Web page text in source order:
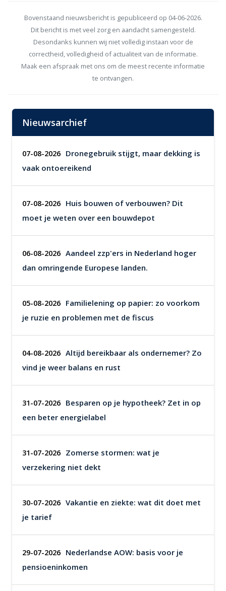
Bovenstaand nieuwsbericht is gepubliceerd op 04-06-2026.
Dit bericht is met veel zorg en aandacht samengesteld.
Desondanks kunnen wij niet volledig instaan voor de
correctheid, volledigheid of actualiteit van de informatie.
Maak een afspraak met ons om de meest recente informatie
te ontvangen.
Nieuwsarchief
07-08-2026 Dronegebruik stijgt, maar dekking is
vaak ontoereikend
07-08-2026 Huis bouwen of verbouwen? Dit
moet je weten over een bouwdepot
06-08-2026 Aandeel zzp'ers in Nederland hoger
dan omringende Europese landen.
05-08-2026 Familielening op papier: zo voorkom
je ruzie en problemen met de fiscus
04-08-2026 Altijd bereikbaar als ondernemer? Zo
vind je weer balans en rust
31-07-2026 Besparen op je hypotheek? Zet in op
een beter energielabel
31-07-2026 Zomerse stormen: wat je
verzekering niet dekt
30-07-2026 Vakantie en ziekte: wat dit doet met
je tarief
29-07-2026 Nederlandse AOW: basis voor je
pensioeninkomen